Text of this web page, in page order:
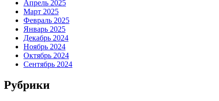
Апрель 2025
Март 2025
Февраль 2025
Январь 2025
Декабрь 2024
Ноябрь 2024
Октябрь 2024
Сентябрь 2024
Рубрики